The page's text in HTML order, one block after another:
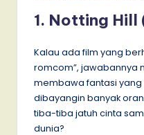
1. Notting Hill
Kalau ada film yang
romcom”, jawabannya
membawa fantasi
dibayangin banyak
tiba-tiba jatuh cinta
dunia?